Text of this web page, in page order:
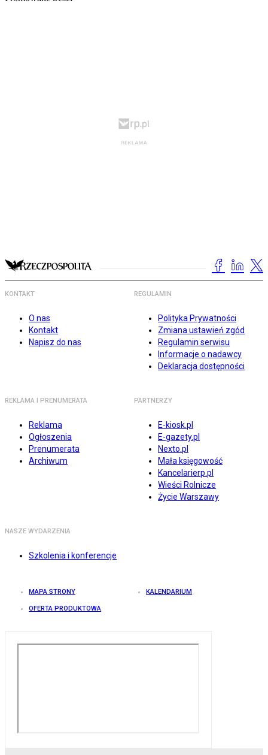
KONTAKT
O nas
Kontakt
Napisz do nas
REGULAMIN
Polityka Prywatności
Zmiana ustawień zgód
Regulamin serwisu
Informacje o nadawcy
Deklaracja dostępności
REKLAMA I PRENUMERATA
Reklama
Ogłoszenia
Prenumerata
Archiwum
PARTNERZY
E-kiosk.pl
E-gazety.pl
Nexto.pl
Mała księgowość
Kancelarierp.pl
Wieści Rolnicze
Życie Warszawy
NASZE WYDARZENIA
Szkolenia i konferencje
MAPA STRONY KALENDARIUM
OFERTA PRODUKTOWA